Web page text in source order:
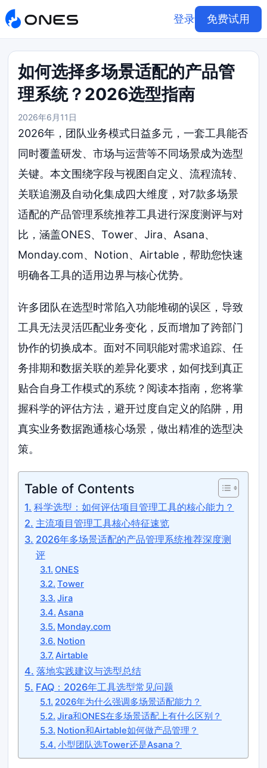
登录 免费试用
如何选择多场景适配的产品管
理系统？2026选型指南
2026年6月11日
2026年，团队业务模式日益多元，一套工具能否
同时覆盖研发、市场与运营等不同场景成为选型
关键。本文围绕字段与视图自定义、流程流转、
关联追溯及自动化集成四大维度，对7款多场景
适配的产品管理系统推荐工具进行深度测评与对
比，涵盖ONES、Tower、Jira、Asana、
Monday.com、Notion、Airtable，帮助您快速
明确各工具的适用边界与核心优势。
许多团队在选型时常陷入功能堆砌的误区，导致
工具无法灵活匹配业务变化，反而增加了跨部门
协作的切换成本。面对不同职能对需求追踪、任
务排期和数据关联的差异化要求，如何找到真正
贴合自身工作模式的系统？阅读本指南，您将掌
握科学的评估方法，避开过度自定义的陷阱，用
真实业务数据跑通核心场景，做出精准的选型决
策。
Table of Contents
科学选型：如何评估项目管理工具的核心能力？
主流项目管理工具核心特征速览
2026年多场景适配的产品管理系统推荐深度测
评
ONES
Tower
Jira
Asana
Monday.com
Notion
Airtable
落地实践建议与选型总结
FAQ：2026年工具选型常见问题
2026年为什么强调多场景适配能力？
Jira和ONES在多场景适配上有什么区别？
Notion和Airtable如何做产品管理？
小型团队选Tower还是Asana？